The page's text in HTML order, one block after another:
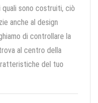
sono costruiti, ciò
anche al design
di controllare la
al centro della
del tuo